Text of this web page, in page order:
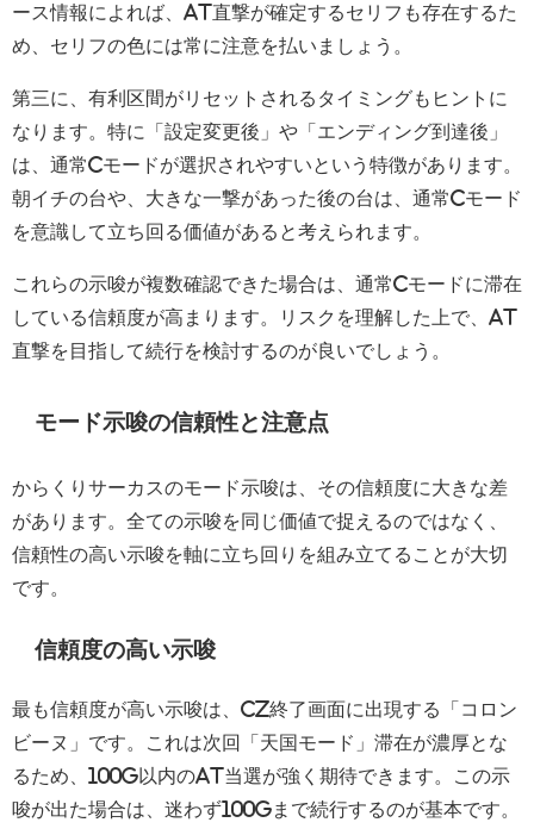
ース情報によれば、AT直撃が確定するセリフも存在するた
め、セリフの色には常に注意を払いましょう。
第三に、有利区間がリセットされるタイミングもヒントに
なります。特に「設定変更後」や「エンディング到達後」
は、通常Cモードが選択されやすいという特徴があります。
朝イチの台や、大きな一撃があった後の台は、通常Cモード
を意識して立ち回る価値があると考えられます。
これらの示唆が複数確認できた場合は、通常Cモードに滞在
している信頼度が高まります。リスクを理解した上で、AT
直撃を目指して続行を検討するのが良いでしょう。
モード示唆の信頼性と注意点
からくりサーカスのモード示唆は、その信頼度に大きな差
があります。全ての示唆を同じ価値で捉えるのではなく、
信頼性の高い示唆を軸に立ち回りを組み立てることが大切
です。
信頼度の高い示唆
最も信頼度が高い示唆は、CZ終了画面に出現する「コロン
ビーヌ」です。これは次回「天国モード」滞在が濃厚とな
るため、100G以内のAT当選が強く期待できます。この示
唆が出た場合は、迷わず100Gまで続行するのが基本です。